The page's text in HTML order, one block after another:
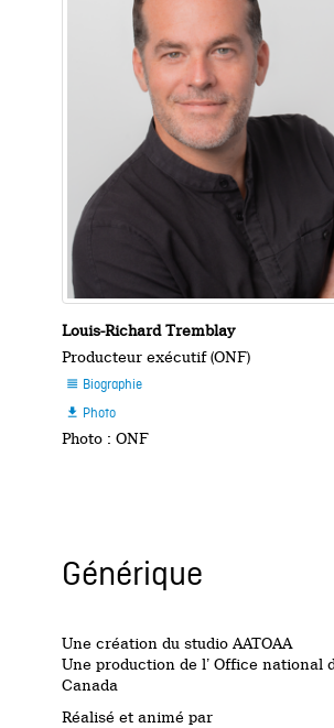
Louis-Richard Tremblay
Producteur exécutif (ONF)
 Biographie
 Photo
Photo : ONF
Générique
Une création du studio AATOAA
Une production de l’ Office national
Canada
Réalisé et animé par